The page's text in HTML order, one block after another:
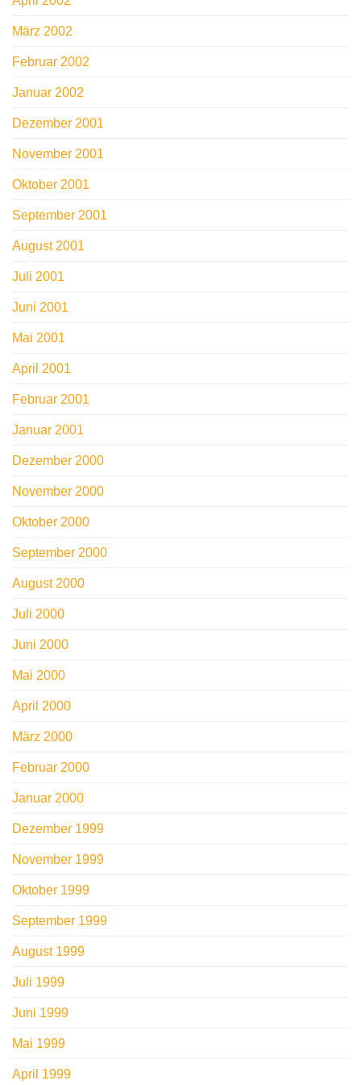
März 2002
Februar 2002
Januar 2002
Dezember 2001
November 2001
Oktober 2001
September 2001
August 2001
Juli 2001
Juni 2001
Mai 2001
April 2001
Februar 2001
Januar 2001
Dezember 2000
November 2000
Oktober 2000
September 2000
August 2000
Juli 2000
Juni 2000
Mai 2000
April 2000
März 2000
Februar 2000
Januar 2000
Dezember 1999
November 1999
Oktober 1999
September 1999
August 1999
Juli 1999
Juni 1999
Mai 1999
April 1999